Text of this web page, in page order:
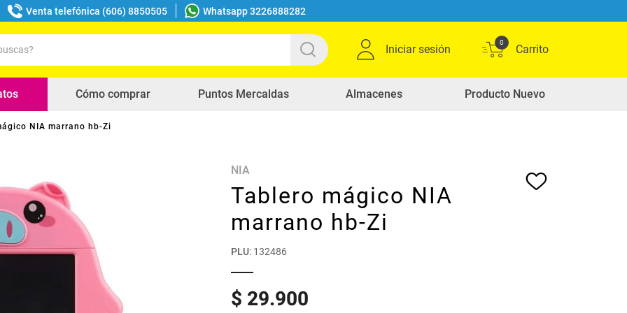
Venta telefónica (606) 8850505 Whatsapp 3226888282
Iniciar sesión
0
Cómo comprar Puntos Mercaldas Almacenes Producto Nuevo
NIA marrano hb-Zi
NIA
Tablero mágico NIA
marrano hb-Zi
PLU: 132486
$ 29.900
buscados